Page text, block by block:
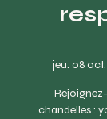
jeu. 08 oct.
chandelles :